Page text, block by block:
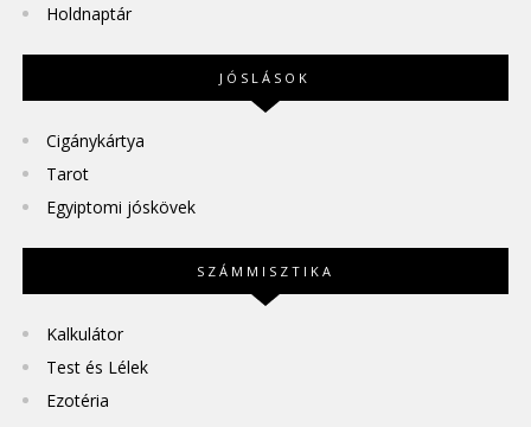
Holdnaptár
JÓSLÁSOK
Cigánykártya
Tarot
Egyiptomi jóskövek
SZÁMMISZTIKA
Kalkulátor
Test és Lélek
Ezotéria